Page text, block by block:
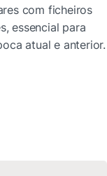
com ficheiros
essencial para
atual e anterior.